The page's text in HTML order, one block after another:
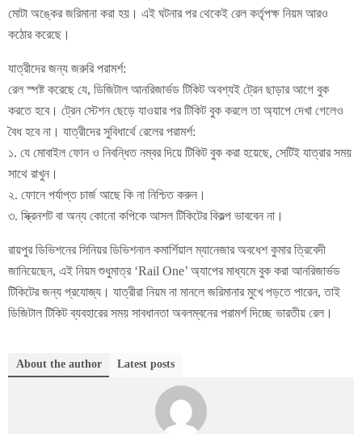
মোটা অঙ্কের জরিমানা করা হয়। এই ঘটনার পর থেকেই রেল কর্তৃপক্ষ নিয়ম আরও
কঠোর করেছে।
যাত্রীদের জন্য জরুরি পরামর্শ:
রেল স্পষ্ট করেছে যে, ডিজিটাল আনরিজার্ভড টিকিট অবশ্যই ট্রেন ছাড়ার আগে বুক
করতে হবে। ট্রেন স্টেশন ছেড়ে যাওয়ার পর টিকিট বুক করলে তা অ্যাপে দেখা গেলেও
বৈধ হবে না। যাত্রীদের সুবিধার্থে রেলের পরামর্শ:
১. যে মোবাইল ফোন ও নিবন্ধিত নম্বর দিয়ে টিকিট বুক করা হয়েছে, সেটিই যাত্রার সময়
সাথে রাখুন।
২. ফোনে পর্যাপ্ত চার্জ আছে কি না নিশ্চিত করুন।
৩. স্ক্রিনশট বা অন্য কোনো কপিকে আসল টিকিটের বিকল্প ভাববেন না।
রায়পুর ডিভিশনের সিনিয়র ডিভিশনাল কমার্শিয়াল ম্যানেজার অবধেশ কুমার ত্রিবেদী
জানিয়েছেন, এই নিয়ম শুধুমাত্র ‘Rail One’ অ্যাপের মাধ্যমে বুক করা আনরিজার্ভড
টিকিটের জন্য প্রযোজ্য। যাত্রীরা নিয়ম না মানলে জরিমানার মুখে পড়তে পারেন, তাই
ডিজিটাল টিকিট ব্যবহারের সময় সাবধানতা অবলম্বনের পরামর্শ দিচ্ছে ভারতীয় রেল।
About the author Latest posts